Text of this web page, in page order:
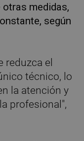
medidas,
según
reduzca el
técnico, lo
la atención y
profesional",